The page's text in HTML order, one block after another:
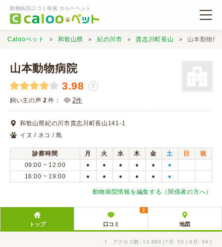
動物病院口コミ検索 カルーペット
動物病院検索
口コミ検索
Calooペットとは？
Calooペット 和歌山県 紀の川市 貴志川町長山 山本動物病
山本動物病院
3.98 ？
飼い主の声 2 件： 2件
和歌山県紀の川市貴志川町長山141-1
イヌ / ネコ / 鳥
診察時間 月 火 水 木 金 土 日
祝
09:00 ~ 12:00
● ● ● ● ● ●
16:00 ~ 19:00 ● ● ● ● ● ●
動物病院情報を編集する（関係者の方へ）
トップ 口コミ
2
地図
↑ アクセス数: 13,880 [7月: 55 | 6月: 39 ]